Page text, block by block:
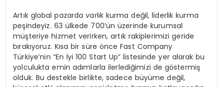
Artık global pazarda varlık kurma değil, liderlik kurma
peşindeyiz. 63 ülkede 700’ün üzerinde kurumsal
müşteriye hizmet verirken, artık rakiplerimizi geride
bırakıyoruz. Kısa bir süre önce Fast Company
Türkiye’nin “En İyi 100 Start Up” listesinde yer alarak bu
yolculukta emin adımlarla ilerlediğimizi de göstermiş
olduk. Bu destekle birlikte, sadece büyüme değil,